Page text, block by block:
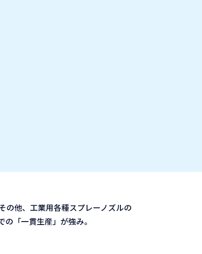
の他、工業用各種スプレーノズルの
「一貫生産」が強み。